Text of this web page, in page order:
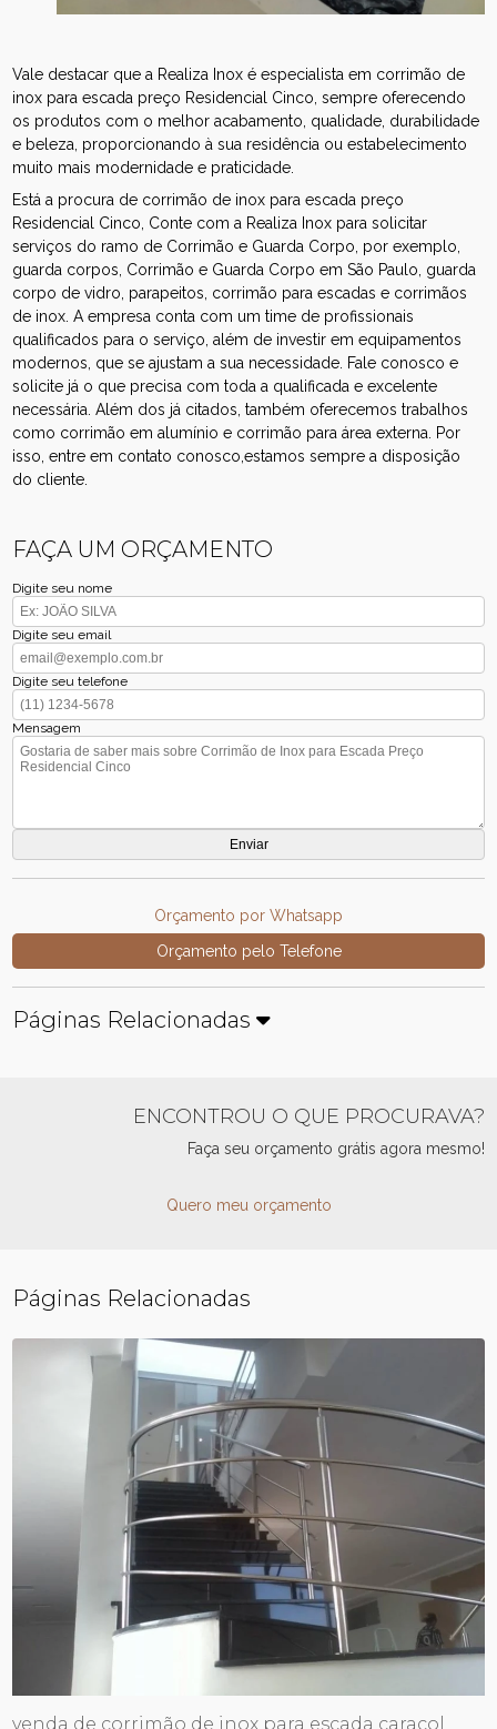
Vale destacar que a Realiza Inox é especialista em corrimão de
inox para escada preço Residencial Cinco, sempre oferecendo
os produtos com o melhor acabamento, qualidade, durabilidade
e beleza, proporcionando à sua residência ou estabelecimento
muito mais modernidade e praticidade.
Está a procura de corrimão de inox para escada preço
Residencial Cinco, Conte com a Realiza Inox para solicitar
serviços do ramo de Corrimão e Guarda Corpo, por exemplo,
guarda corpos, Corrimão e Guarda Corpo em São Paulo, guarda
corpo de vidro, parapeitos, corrimão para escadas e corrimãos
de inox. A empresa conta com um time de profissionais
qualificados para o serviço, além de investir em equipamentos
modernos, que se ajustam a sua necessidade. Fale conosco e
solicite já o que precisa com toda a qualificada e excelente
necessária. Além dos já citados, também oferecemos trabalhos
como corrimão em alumínio e corrimão para área externa. Por
isso, entre em contato conosco,estamos sempre a disposição
do cliente.
FAÇA UM ORÇAMENTO
Digite seu nome
Digite seu email
Digite seu telefone
Mensagem
Orçamento por Whatsapp
Orçamento pelo Telefone
Páginas Relacionadas
ENCONTROU O QUE PROCURAVA?
Faça seu orçamento grátis agora mesmo!
Quero meu orçamento
Páginas Relacionadas
venda de corrimão de inox para escada caracol